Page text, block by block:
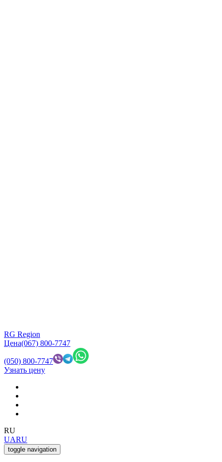
RG Region
Цена(067) 800-7747
(050) 800-7747
Узнать цену
RU
UARU
toggle navigation